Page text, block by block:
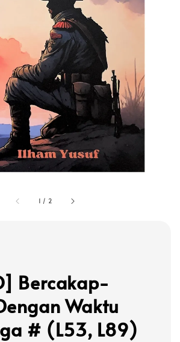
1 / 2
Bercakap-
Waktu
# (L53, L89)